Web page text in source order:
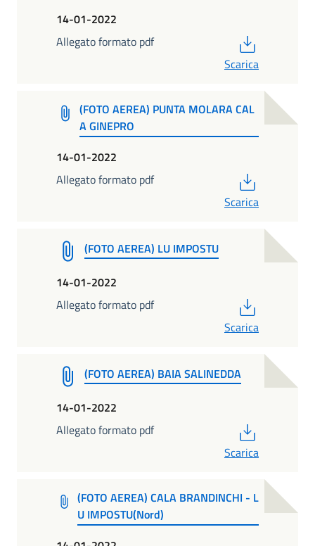
14-01-2022
Allegato formato pdf
Scarica
(FOTO AEREA) PUNTA MOLARA CAL
A GINEPRO
14-01-2022
Allegato formato pdf
Scarica
(FOTO AEREA) LU IMPOSTU
14-01-2022
Allegato formato pdf
Scarica
(FOTO AEREA) BAIA SALINEDDA
14-01-2022
Allegato formato pdf
Scarica
(FOTO AEREA) CALA BRANDINCHI - L
U IMPOSTU(Nord)